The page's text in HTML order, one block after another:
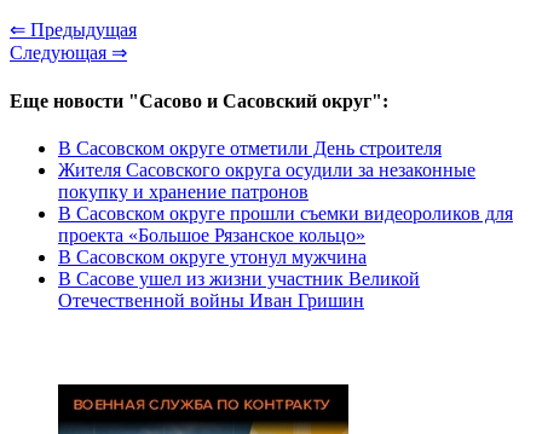
⇐ Предыдущая
Следующая ⇒
Еще новости "Сасово и Сасовский округ":
В Сасовском округе отметили День строителя
Жителя Сасовского округа осудили за незаконные
покупку и хранение патронов
В Сасовском округе прошли съемки видеороликов для
проекта «Большое Рязанское кольцо»
В Сасовском округе утонул мужчина
В Сасове ушел из жизни участник Великой
Отечественной войны Иван Гришин